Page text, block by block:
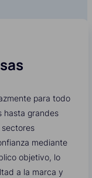
para todo
hasta grandes
mediante
objetivo, lo
a la marca y